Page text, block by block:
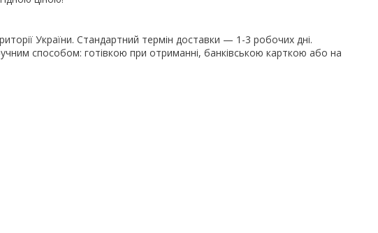
України. Стандартний термін доставки — 1-3 робочих дні.
способом: готівкою при отриманні, банківською карткою або на